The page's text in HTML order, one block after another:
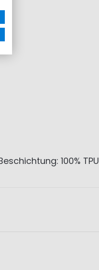
100% TPU